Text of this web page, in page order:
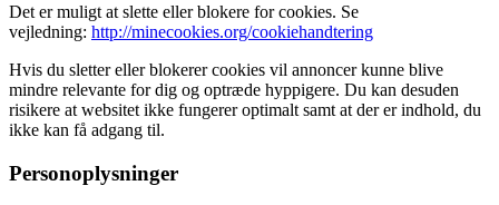
Det er muligt at slette eller blokere for cookies. Se
vejledning: http://minecookies.org/cookiehandtering
Hvis du sletter eller blokerer cookies vil annoncer kunne blive
mindre relevante for dig og optræde hyppigere. Du kan desuden
risikere at websitet ikke fungerer optimalt samt at der er indhold, du
ikke kan få adgang til.
Personoplysninger